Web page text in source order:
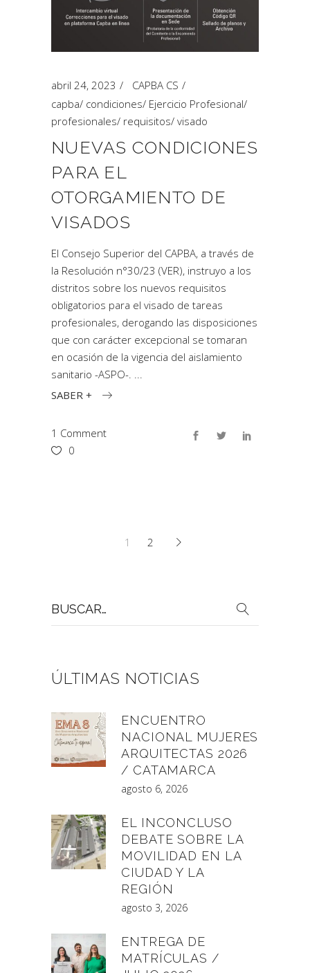
abril 24, 2023
CAPBA CS
capba/ condiciones/ Ejercicio Profesional/
profesionales/ requisitos/ visado
NUEVAS CONDICIONES
PARA EL
OTORGAMIENTO DE
VISADOS
El Consejo Superior del CAPBA, a través de
la Resolución n°30/23 (VER), instruyo a los
distritos sobre los nuevos requisitos
obligatorios para el visado de tareas
profesionales, derogando las disposiciones
que con carácter excepcional se tomaran
en ocasión de la vigencia del aislamiento
sanitario -ASPO-.
SABER +
1 Comment
0
1 2
por:
ÚLTIMAS NOTICIAS
ENCUENTRO
NACIONAL MUJERES
ARQUITECTAS 2026
/ CATAMARCA
agosto 6, 2026
EL INCONCLUSO
DEBATE SOBRE LA
MOVILIDAD EN LA
CIUDAD Y LA
REGIÓN
agosto 3, 2026
ENTREGA DE
MATRÍCULAS /